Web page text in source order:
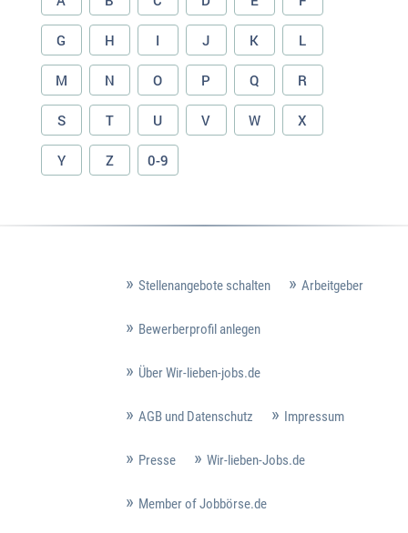
G H I J K L
M N O P Q R
S T U V W X
Y Z 0-9
Stellenangebote schalten Arbeitgeber
Bewerberprofil anlegen
Über Wir-lieben-jobs.de
AGB und Datenschutz Impressum
Presse Wir-lieben-Jobs.de
Member of Jobbörse.de